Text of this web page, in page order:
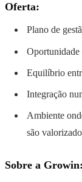
Oferta:
Plano de
Oportunidade
Equilíbrio
Integração
Ambiente
são
Sobre a Growin: